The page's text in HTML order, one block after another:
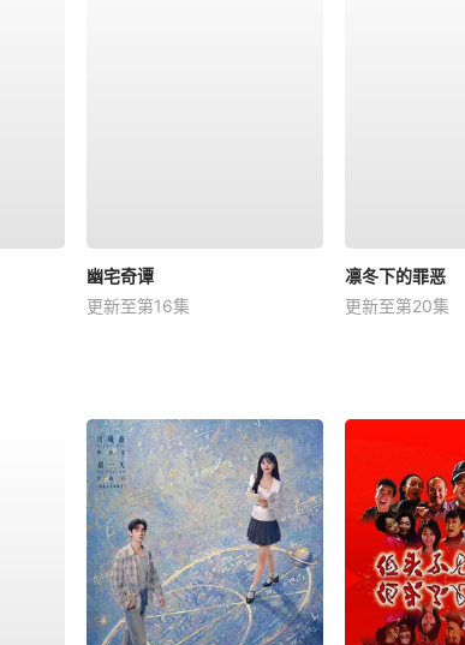
幽宅奇谭
更新至第16集
凛冬下的罪恶
更新至第20集